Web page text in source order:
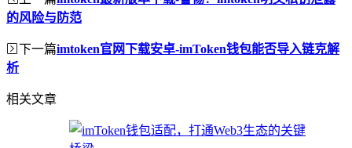
的风险与防范
下一篇imtoken官网下载安卓-imToken钱包能否导入链克解
析
相关文章